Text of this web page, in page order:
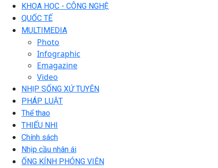
KHOA HỌC - CÔNG NGHỆ
QUỐC TẾ
MULTIMEDIA
Photo
Infographic
Emagazine
Video
NHỊP SỐNG XỨ TUYÊN
PHÁP LUẬT
Thể thao
THIẾU NHI
Chính sách
Nhịp cầu nhân ái
ỐNG KÍNH PHÓNG VIÊN